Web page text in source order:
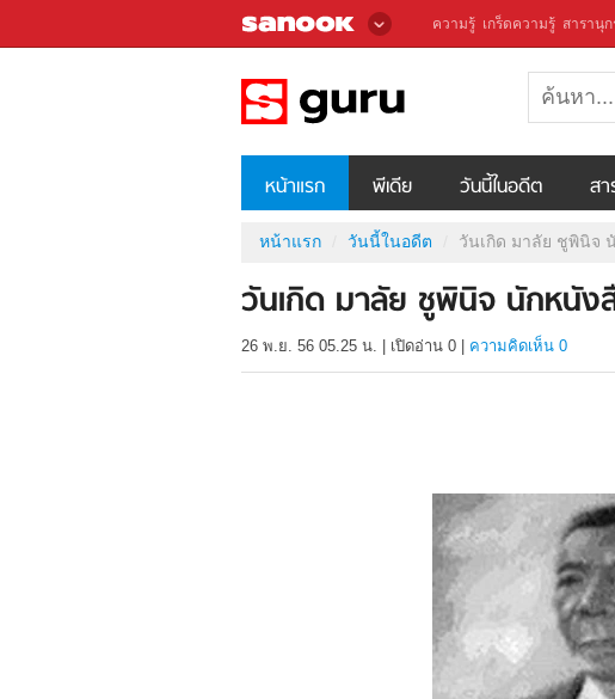
ความรู้ เกร็ดความรู้ สารานุก
หน้าแรก พีเดีย วันนี้ในอดีต ส
หน้าแรก วันนี้ในอดีต วันเกิด มาลัย ชูพินิจ
วันเกิด มาลัย ชูพินิจ นักหนั
26 พ.ย. 56 05.25 น. เปิดอ่าน 0 ความคิดเห็น 0